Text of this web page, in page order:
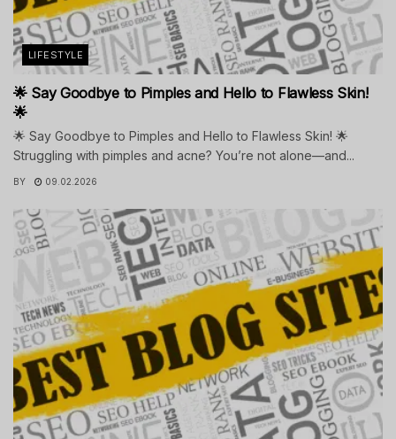
LIFESTYLE
🌟 Say Goodbye to Pimples and Hello to Flawless Skin!
🌟
🌟 Say Goodbye to Pimples and Hello to Flawless Skin! 🌟
Struggling with pimples and acne? You’re not alone—and...
BY 09.02.2026